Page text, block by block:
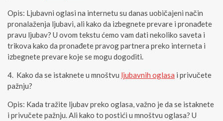
Opis: Ljubavni oglasi na internetu su danas uobičajeni način
pronalaženja ljubavi, ali kako da izbegnete prevare i pronađete
pravu ljubav? U ovom tekstu ćemo vam dati nekoliko saveta i
trikova kako da pronađete pravog partnera preko interneta i
izbegnete prevare koje se mogu dogoditi.
Kako da se istaknete u mnoštvu ljubavnih oglasa i privučete
pažnju?
Opis: Kada tražite ljubav preko oglasa, važno je da se istaknete
i privučete pažnju. Ali kako to postići u mnoštvu oglasa? U